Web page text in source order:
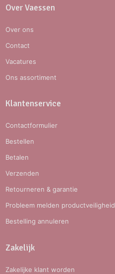
Over Vaessen
Over ons
Contact
Vacatures
Ons assortiment
Klantenservice
Contactformulier
Bestellen
Betalen
Verzenden
Retourneren & garantie
Probleem melden productveiligheid
Bestelling annuleren
Zakelijk
Zakelijke klant worden